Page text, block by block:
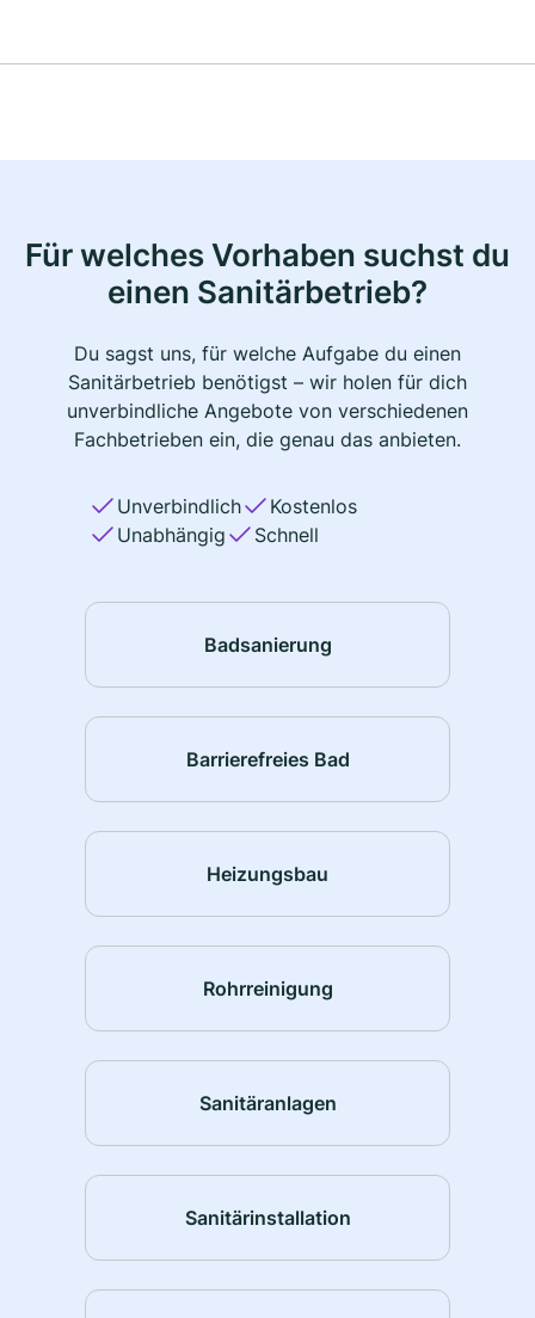
Für welches Vorhaben suchst du
einen Sanitärbetrieb?
Du sagst uns, für welche Aufgabe du einen
Sanitärbetrieb benötigst – wir holen für dich
unverbindliche Angebote von verschiedenen
Fachbetrieben ein, die genau das anbieten.
Unverbindlich
Kostenlos
Unabhängig
Schnell
Badsanierung
Barrierefreies Bad
Heizungsbau
Rohrreinigung
Sanitäranlagen
Sanitärinstallation